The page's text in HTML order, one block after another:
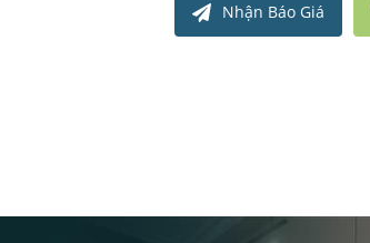
Nhận Báo Giá